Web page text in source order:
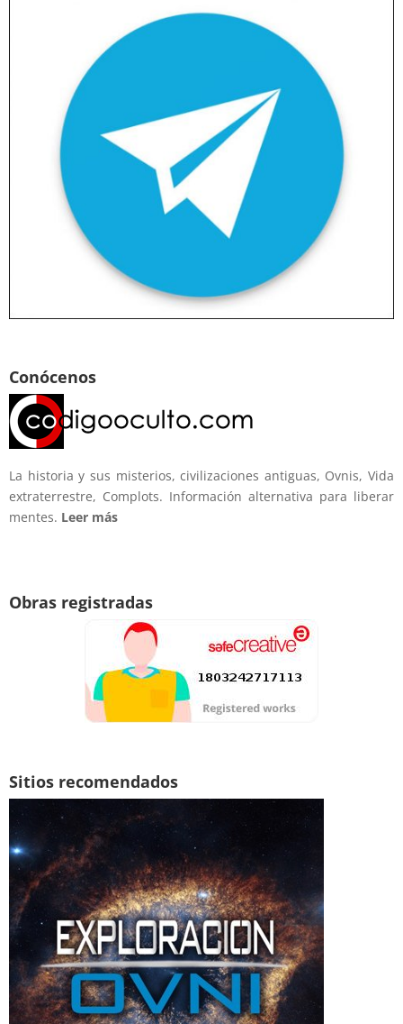
Conócenos
La historia y sus misterios, civilizaciones antiguas, Ovnis, Vida
extraterrestre, Complots. Información alternativa para liberar
mentes. Leer más
Obras registradas
Sitios recomendados